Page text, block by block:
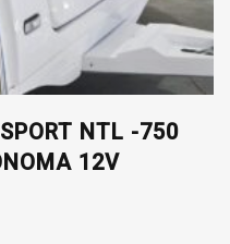
NTL -750
12V